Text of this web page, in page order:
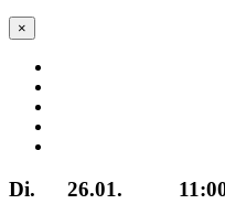
×
Di. 26.01.